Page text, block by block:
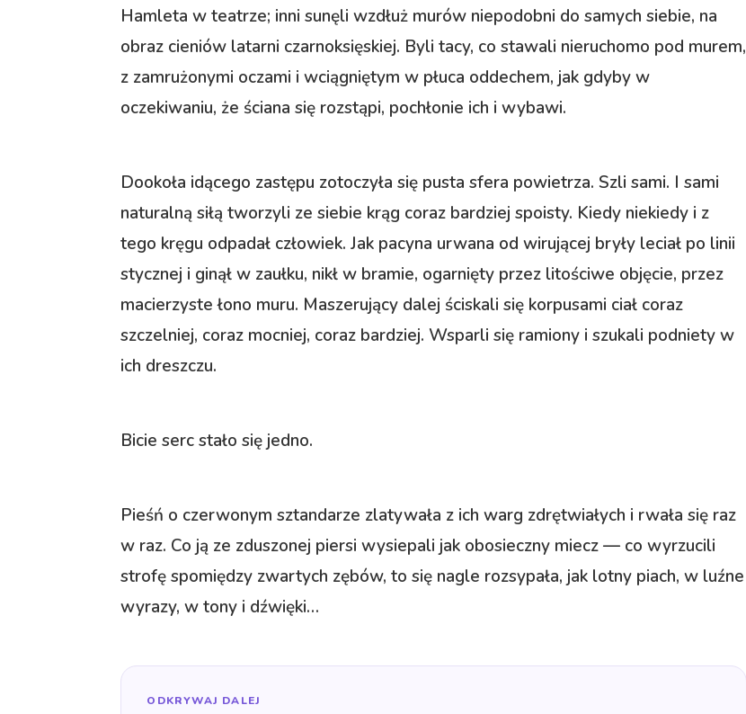
Hamleta w teatrze; inni sunęli wzdłuż murów niepodobni do samych siebie, na
obraz cieniów latarni czarnoksięskiej. Byli tacy, co stawali nieruchomo pod murem,
z zamrużonymi oczami i wciągniętym w płuca oddechem, jak gdyby w
oczekiwaniu, że ściana się rozstąpi, pochłonie ich i wybawi.
Dookoła idącego zastępu zotoczyła się pusta sfera powietrza. Szli sami. I sami
naturalną siłą tworzyli ze siebie krąg coraz bardziej spoisty. Kiedy niekiedy i z
tego kręgu odpadał człowiek. Jak pacyna urwana od wirującej bryły leciał po linii
stycznej i ginął w zaułku, nikł w bramie, ogarnięty przez litościwe objęcie, przez
macierzyste łono muru. Maszerujący dalej ściskali się korpusami ciał coraz
szczelniej, coraz mocniej, coraz bardziej. Wsparli się ramiony i szukali podniety w
ich dreszczu.
Bicie serc stało się jedno.
Pieśń o czerwonym sztandarze zlatywała z ich warg zdrętwiałych i rwała się raz
w raz. Co ją ze zduszonej piersi wysiepali jak obosieczny miecz — co wyrzucili
strofę spomiędzy zwartych zębów, to się nagle rozsypała, jak lotny piach, w luźne
wyrazy, w tony i dźwięki…
ODKRYWAJ DALEJ